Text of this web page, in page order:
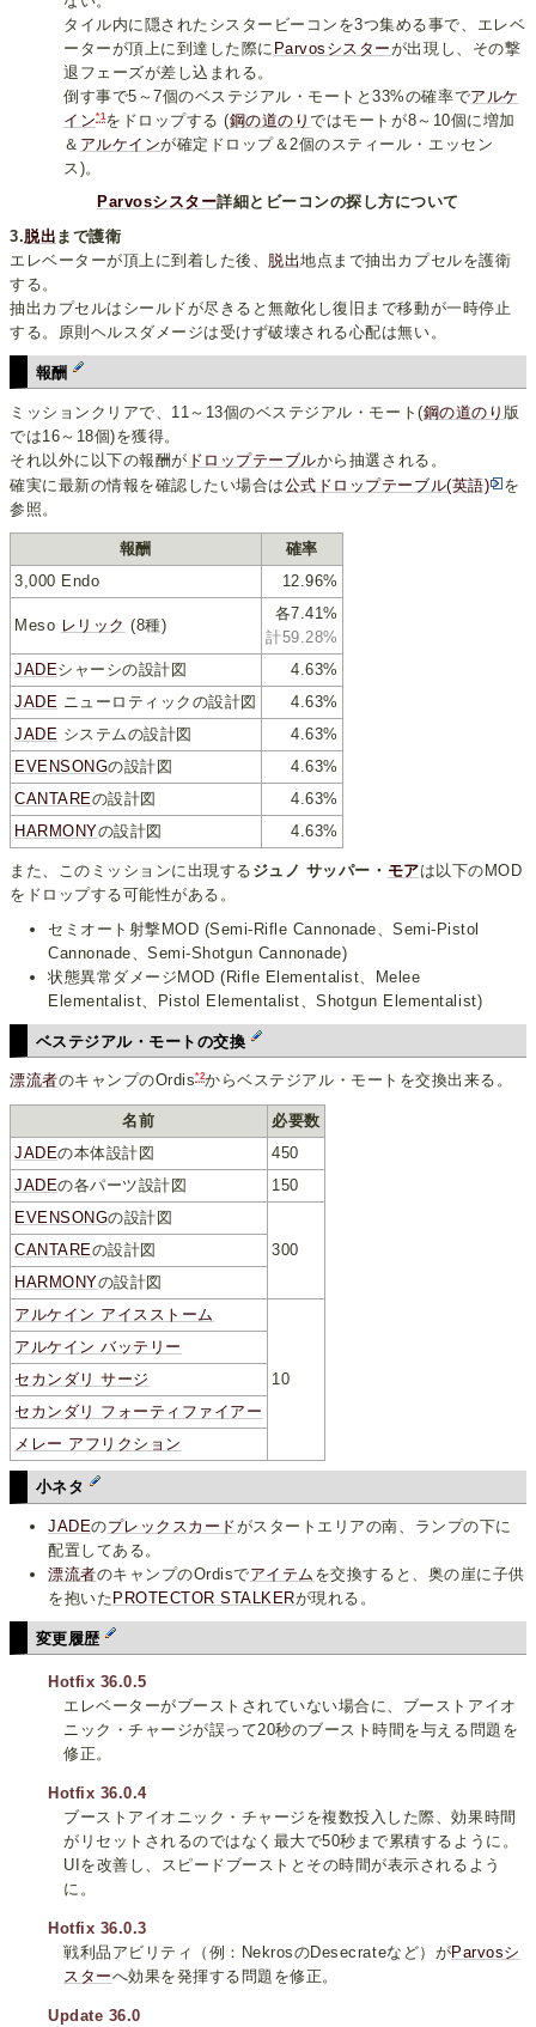
タイル内に隠されたシスタービーコンを3つ集める事で、エレベ
ーターが頂上に到達した際に Parvosシスターが出現し、その撃
退フェーズが差し込まれる。
倒す事で5～7個のベステジアル・モートと33%の確率でアルケ
イン*1をドロップする (鋼の道のりではモートが8～10個に増加
＆ アルケインが確定ドロップ＆2個のスティール・エッセン
ス)。
Parvosシスター詳細とビーコンの探し方について
3.脱出 まで護衛
エレベーターが頂上に到着した後、 脱出地点まで抽出カプセルを護衛
する。
抽出カプセルはシールドが尽きると無敵化し復旧まで移動が一時停止
する。原則ヘルスダメージは受けず破壊される心配は無い。
報酬
ミッションクリアで、11～13個のベステジアル・モート(鋼の道のり 版
では16～18個)を獲得。
それ以外に以下の報酬が ドロップテーブルから抽選される。
確実に最新の情報を確認したい場合は公式ドロップテーブル(英語)
を
参照。
報酬
確率
3,000 Endo
12.96%
Meso レリック (8種)
各7.41%
計59.28%
JADEシャーシの設計図
4.63%
JADE ニューロティックの設計図
4.63%
JADE システムの設計図
4.63%
EVENSONGの設計図
4.63%
CANTAREの設計図
4.63%
HARMONYの設計図 4.63%
また、このミッションに出現する ジュノ サッパー・ モアは以下のMOD
をドロップする可能性がある。
セミオート射撃MOD (Semi-Rifle Cannonade、Semi-Pistol
Cannonade、Semi-Shotgun Cannonade)
状態異常ダメージMOD (Rifle Elementalist、Melee
Elementalist、Pistol Elementalist、Shotgun Elementalist)
ベステジアル・モートの交換
漂流者のキャンプのOrdis*2からベステジアル・モートを交換出来る。
名前
必要数
JADEの本体設計図
450
JADEの各パーツ設計図
150
EVENSONGの設計図
300
CANTAREの設計図
HARMONYの設計図
アルケイン アイスストーム
10
アルケイン バッテリー
セカンダリ サージ
セカンダリ フォーティファイアー
メレー アフリクション
小ネタ
JADEのプレックスカードがスタートエリアの南、ランプの下に
配置してある。
漂流者のキャンプのOrdisでアイテム を交換すると、奥の崖に子供
を抱いた PROTECTOR STALKERが現れる。
変更履歴
Hotfix 36.0.5
エレベーターがブーストされていない場合に、ブーストアイオ
ニック・チャージが誤って20秒のブースト時間を与える問題を
修正。
Hotfix 36.0.4
ブーストアイオニック・チャージを複数投入した際、効果時間
がリセットされるのではなく最大で50秒まで累積するように。
UIを改善し、スピードブーストとその時間が表示されるよう
に。
Hotfix 36.0.3
戦利品アビリティ（例：NekrosのDesecrateなど）がParvosシ
スターへ効果を発揮する問題を修正。
Update 36.0